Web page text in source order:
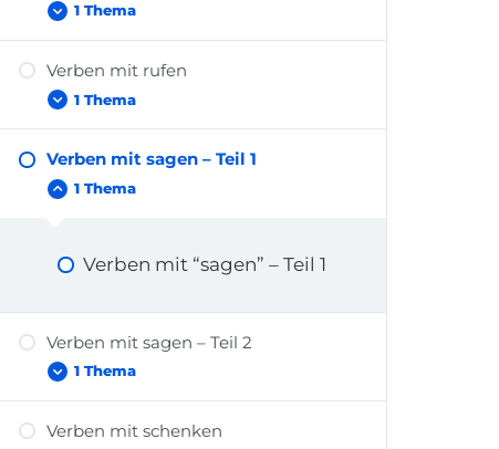
3
1 Thema
Verben mit rufen
1 Thema
Verben mit “rufen”
Verben mit sagen – Teil 1
1 Thema
Verben mit “sagen” – Teil 1
Verben mit sagen – Teil 2
1 Thema
Verben mit schenken